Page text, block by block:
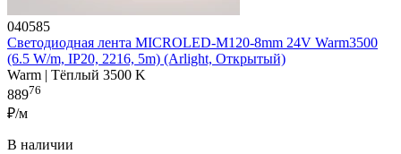
040585
Светодиодная лента MICROLED-M120-8mm 24V Warm3500
(6.5 W/m, IP20, 2216, 5m) (Arlight, Открытый)
Warm | Тёплый 3500 K
88976
₽/м
В наличии